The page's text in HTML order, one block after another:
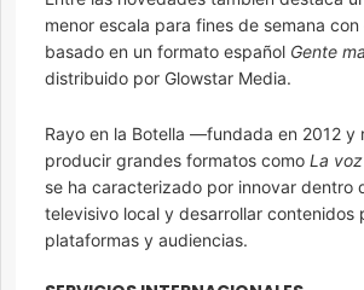
menor escala para fines de semana
basado en un formato español Gente
distribuido por Glowstar Media.
Rayo en la Botella —fundada en 2012 y
producir grandes formatos como La voz
se ha caracterizado por innovar dentro
televisivo local y desarrollar contenidos
plataformas y audiencias.